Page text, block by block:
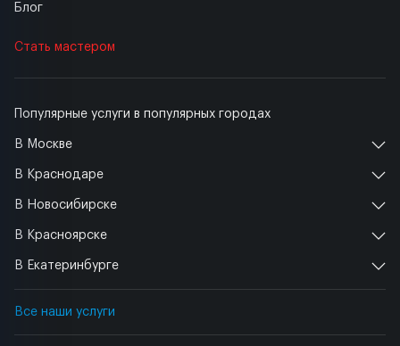
Популярные услуги в популярных городах
В Москве
В Краснодаре
В Новосибирске
В Красноярске
В Екатеринбурге
Все наши услуги
Блог
Стать мастером